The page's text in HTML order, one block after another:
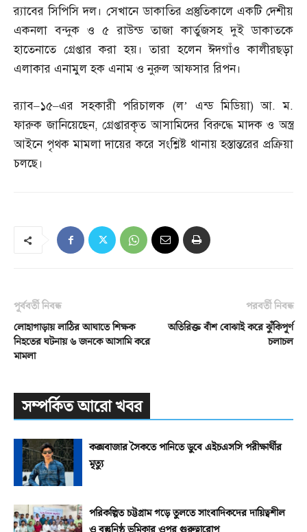
র‌্যাবের সিপিসি দল। সেখানে ডাকাতির প্রস্তুতিকালে একটি দেশীয়
একনলা বন্দুক ও ৫ রাউন্ড তাজা কার্তুজসহ দুই ডাকাতকে
হাতেনাতে গ্রেপ্তার করা হয়। তারা হলেন ঈদগাঁও কালীরছড়া
এলাকার এনামুল হক এনাম ও নুরুল আফসার রিপন।
র‌্যাব–১৫–এর সহকারী পরিচালক (ল’ এন্ড মিডিয়া)আ.ম.
ফারুক জানিয়েছেন,গ্রেপ্তারকৃত আসামিদের বিরুদ্ধে মাদক ও অস্ত্র
আইনে পৃথক মামলা দায়ের করে সংশ্লিষ্ট থানায় হস্তান্তরের প্রক্রিয়া
চলছে।
পূর্ববর্তী নিবন্ধ
লোহাগাড়ায় লাঠির আঘাতে শিক্ষক
নিহতের ঘটনায় ৬ জনকে আসামি করে
মামলা
পরবর্তী নিবন্ধ
অতিরিক্ত বাঁশ বোঝাই করে ঝুঁকিপূর্ণ
চলাচল
সম্পর্কিত আরো খবর
কক্সবাজার সৈকতে পানিতে ডুবে এইচএসসি পরীক্ষার্থীর
মৃত্যু
পরিকল্পিত চট্টগ্রাম গড়ে তুলতে সাংবাদিকদের দায়িত্বশীল